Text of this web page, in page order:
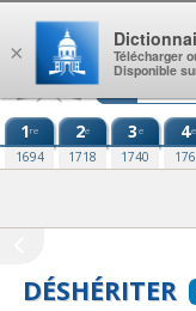
Aller au contenu
1re
1694
2e
1718
3e
1740
4e
DÉSHÉRITER
×
Télécharger
Disponible